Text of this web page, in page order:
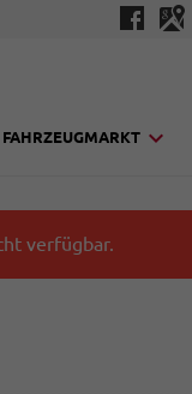
FAHRZEUGMARKT
verfügbar.